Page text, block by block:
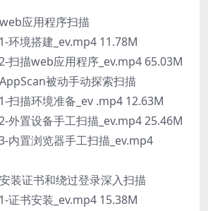
应用程序扫描
境搭建_ev.mp4 11.78M
描web应用程序_ev.mp4 65.03M
被动手动探索扫描
描环境准备_ev .mp4 12.63M
置设备手工扫描_ev.mp4 25.46M
置浏览器手工扫描_ev.mp4
装证书和绕过登录深入扫描
书安装_ev.mp4 15.38M